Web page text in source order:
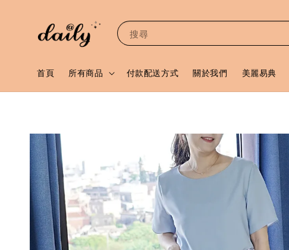
搜尋
首頁 所有商品 付款配送方式 關於我們 美麗易典